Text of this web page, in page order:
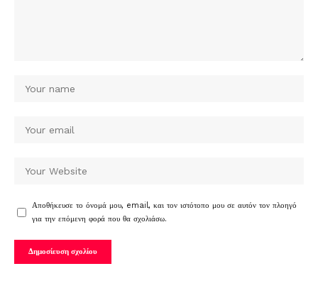
Αποθήκευσε το όνομά μου, email, και τον ιστότοπο μου σε αυτόν τον πλοηγό
για την επόμενη φορά που θα σχολιάσω.